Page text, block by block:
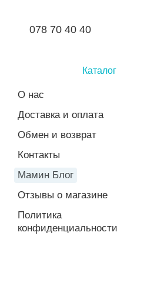
078 70 40 40
Каталог
О нас
Доставка и оплата
Обмен и возврат
Контакты
Мамин Блог
Отзывы о магазине
Политика
конфиденциальности